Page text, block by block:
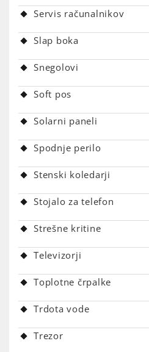
Servis računalnikov
Slap boka
Snegolovi
Soft pos
Solarni paneli
Spodnje perilo
Stenski koledarji
Stojalo za telefon
Strešne kritine
Televizorji
Toplotne črpalke
Trdota vode
Trezor